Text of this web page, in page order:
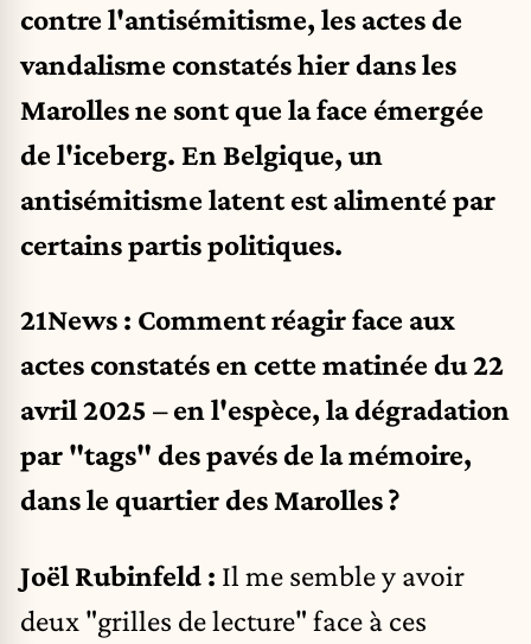
contre l'antisémitisme, les actes de
vandalisme constatés hier dans les
Marolles ne sont que la face émergée
de l'iceberg. En Belgique, un
antisémitisme latent est alimenté par
certains partis politiques.
21News : Comment réagir face aux
actes constatés en cette matinée du 22
avril 2025 – en l'espèce, la dégradation
par "tags" des pavés de la mémoire,
dans le quartier des Marolles ?
Joël Rubinfeld : Il me semble y avoir
deux "grilles de lecture" face à ces